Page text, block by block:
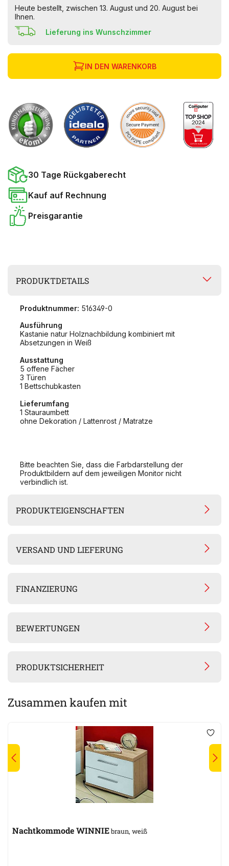
Heute bestellt, zwischen 13. August und 20. August bei
Ihnen.
Lieferung ins Wunschzimmer
IN DEN WARENKORB
30 Tage Rückgaberecht
Kauf auf Rechnung
Preisgarantie
PRODUKTDETAILS
Produktnummer: 516349-0
Ausführung
Kastanie natur Holznachbildung kombiniert mit
Absetzungen in Weiß
Ausstattung
5 offene Fächer
3 Türen
1 Bettschubkasten
Lieferumfang
1 Stauraumbett
ohne Dekoration / Lattenrost / Matratze
Bitte beachten Sie, dass die Farbdarstellung der
Produktbildern auf dem jeweiligen Monitor nicht
verbindlich ist.
PRODUKTEIGENSCHAFTEN
VERSAND UND LIEFERUNG
FINANZIERUNG
BEWERTUNGEN
PRODUKTSICHERHEIT
Zusammen kaufen mit
Nachtkommode WINNIEbraun, weiß